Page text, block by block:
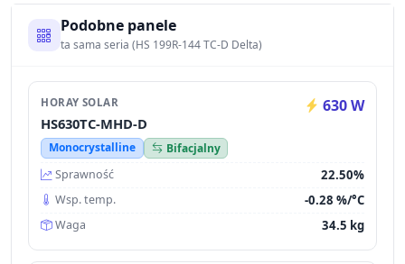
Podobne panele
ta sama seria (HS 199R-144 TC-D Delta)
HORAY SOLAR 630 W
HS630TC-MHD-D
Monocrystalline
Bifacjalny
Sprawność
22.50%
Wsp. temp. -0.28 %/°C
Waga 34.5 kg